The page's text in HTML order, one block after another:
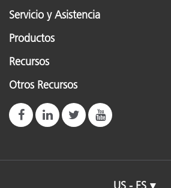
Servicio y Asistencia
Productos
Recursos
Otros Recursos